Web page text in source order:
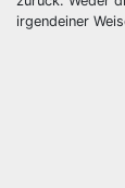
irgendeiner